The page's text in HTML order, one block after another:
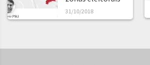
31/10/2018